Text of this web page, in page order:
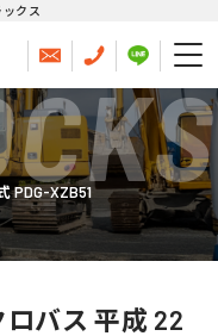
クス
PDG-XZB51
バス 平成 22